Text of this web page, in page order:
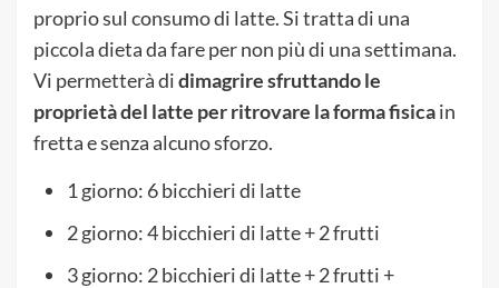
proprio sul consumo di latte. Si tratta di una
piccola dieta da fare per non più di una settimana.
Vi permetterà didimagrire sfruttando le
proprietà del latte per ritrovare la forma fisicain
fretta e senza alcuno sforzo.
1 giorno: 6 bicchieri di latte
2 giorno: 4 bicchieri di latte + 2 frutti
3 giorno: 2 bicchieri di latte + 2 frutti +